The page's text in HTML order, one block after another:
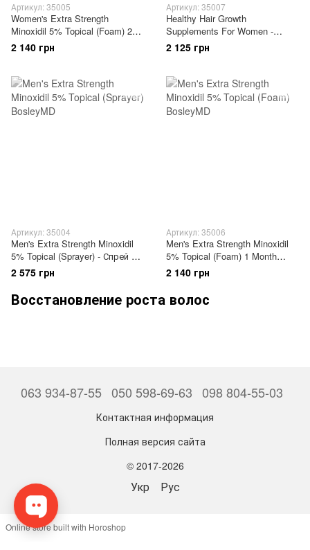
Артикул: 35005
Women's Extra Strength
Minoxidil 5% Topical (Foam) 2
Month Supply - Пена с
миноксидилом 5% для
у женщин (курс 2 месяца)
2 140 грн
Артикул: 35007
Healthy Hair Growth
Supplements For Women -
Диетическая добавка для
роста здоровых волос у
2 125 грн
Артикул: 35004
Men's Extra Strength Minoxidil
5% Topical (Sprayer) - Спрей с
миноксидилом 5% для
восстановления роста волос
у мужчин
2 575 грн
Артикул: 35006
Men's Extra Strength Minoxidil
5% Topical (Foam) 1 Month
Supply - Пена с миноксидилом
5% для восстановления
месяц)
2 140 грн
Восстановление роста волос
063 934-87-55 050 598-69-63 098 804-55-03
Контактная информация
Полная версия сайта
© 2017-2026
Укр Рус
Online store built with Horoshop